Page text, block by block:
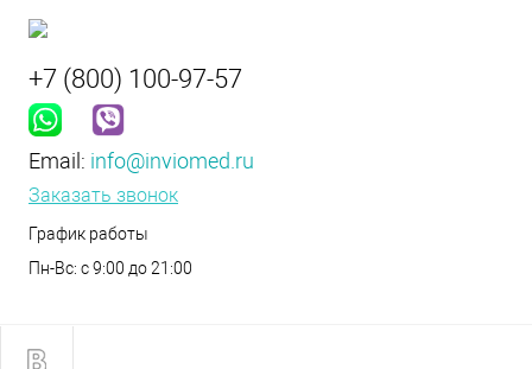
+7 (800) 100-97-57
Email: info@inviomed.ru
Заказать звонок
График работы
Пн-Вс: с 9:00 до 21:00